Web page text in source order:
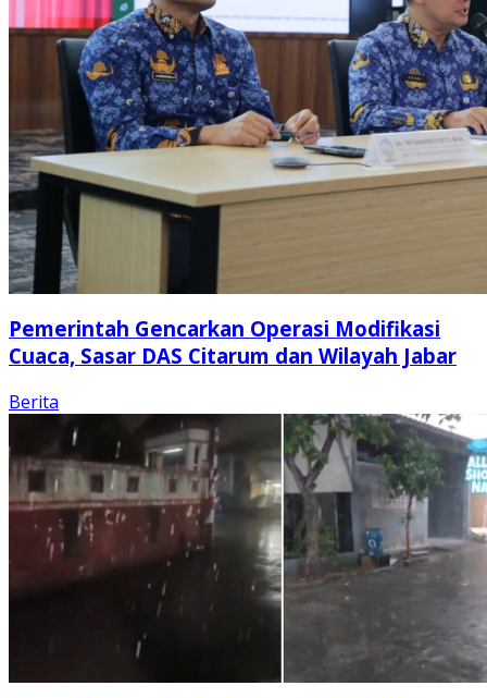
Pemerintah Gencarkan Operasi Modifikasi
Cuaca, Sasar DAS Citarum dan Wilayah Jabar
Berita